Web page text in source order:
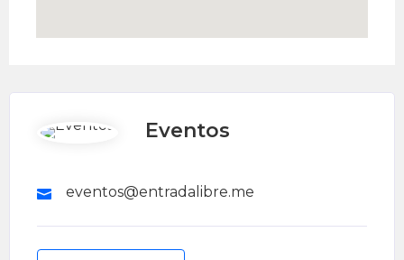
Eventos
eventos@entradalibre.me